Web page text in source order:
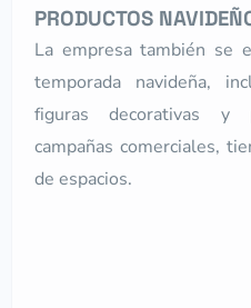
PRODUCTOS
La empresa también se
temporada navideña,
figuras decorativas y
campañas comerciales,
de espacios.